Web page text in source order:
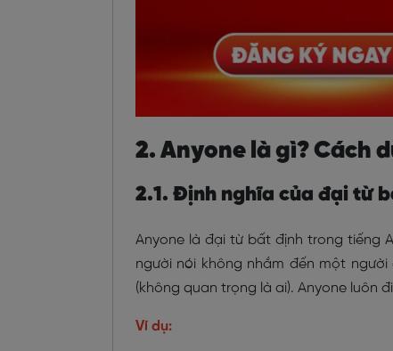
2. Anyone là gì? Cách
2.1. Định nghĩa của đại từ
Anyone là đại từ bất định trong tiếng
người nói không nhắm đến một
(không quan trọng là ai). Anyone luôn
Ví dụ: